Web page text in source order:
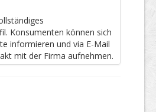
Konsumenten können sich
informieren und via E-Mail
mit der Firma aufnehmen.